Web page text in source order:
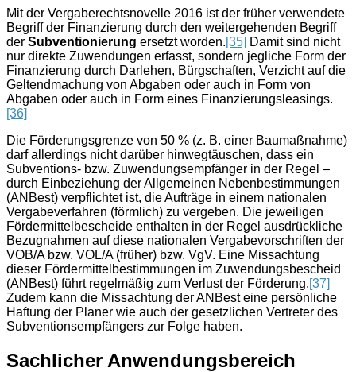
Mit der Vergaberechtsnovelle 2016 ist der früher verwendete
Begriff der Finanzierung durch den weitergehenden Begriff
der Subventionierung ersetzt worden.[35] Damit sind nicht
nur direkte Zuwendungen erfasst, sondern jegliche Form der
Finanzierung durch Darlehen, Bürgschaften, Verzicht auf die
Geltendmachung von Abgaben oder auch in Form von
Abgaben oder auch in Form eines Finanzierungsleasings.
[36]
Die Förderungsgrenze von 50 % (z. B. einer Baumaßnahme)
darf allerdings nicht darüber hinwegtäuschen, dass ein
Subventions- bzw. Zuwendungsempfänger in der Regel –
durch Einbeziehung der Allgemeinen Nebenbestimmungen
(ANBest) verpflichtet ist, die Aufträge in einem nationalen
Vergabeverfahren (förmlich) zu vergeben. Die jeweiligen
Fördermittelbescheide enthalten in der Regel ausdrückliche
Bezugnahmen auf diese nationalen Vergabevorschriften der
VOB/A bzw. VOL/A (früher) bzw. VgV. Eine Missachtung
dieser Fördermittelbestimmungen im Zuwendungsbescheid
(ANBest) führt regelmäßig zum Verlust der Förderung.[37]
Zudem kann die Missachtung der ANBest eine persönliche
Haftung der Planer wie auch der gesetzlichen Vertreter des
Subventionsempfängers zur Folge haben.
Sachlicher Anwendungsbereich